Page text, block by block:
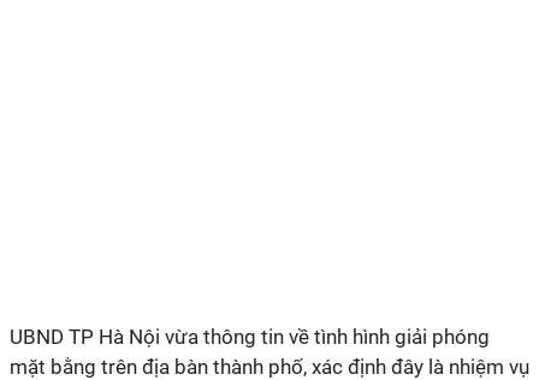
UBND TP Hà Nội vừa thông tin về tình hình giải phóng
mặt bằng trên địa bàn thành phố, xác định đây là nhiệm vụ